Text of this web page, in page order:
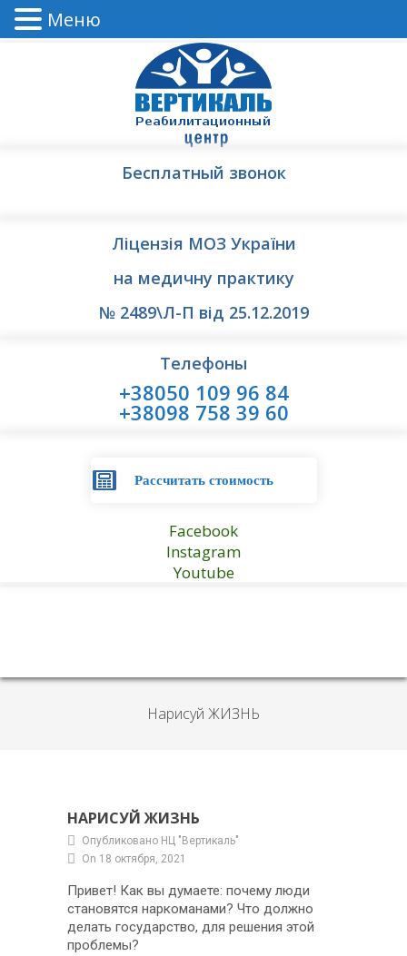
Бесплатный звонок
Ліцензія МОЗ України
на медичну практику
№ 2489\Л-П від 25.12.2019
Телефоны
+38050 109 96 84
+38098 758 39 60
Рассчитать стоимость
Facebook
Instagram
Youtube
Нарисуй ЖИЗНЬ
НАРИСУЙ ЖИЗНЬ
Опубликовано НЦ "Вертикаль"
On 18 октября, 2021
Привет! Как вы думаете: почему люди
становятся наркоманами? Что должно
делать государство, для решения этой
проблемы?
Меню